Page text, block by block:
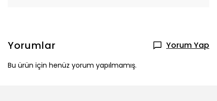
Yorumlar Yorum Yap
Bu ürün için henüz yorum yapılmamış.